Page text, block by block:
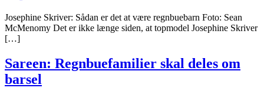
Josephine Skriver: Sådan er det at være regnbuebarn Foto: Sean
McMenomy Det er ikke længe siden, at topmodel Josephine Skriver
[…]
Sareen: Regnbuefamilier skal deles om
barsel